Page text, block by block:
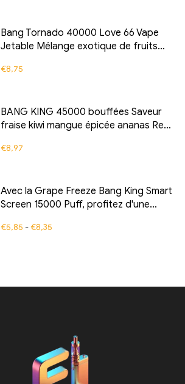
Bang Tornado 40000 Love 66 Vape
Jetable Mélange exotique de fruits
€8,75
BANG KING 45000 bouffées Saveur
fraise kiwi mangue épicée ananas Red
€8,97
Avec la Grape Freeze Bang King Smart
Screen 15000 Puff, profitez d'une
d'arômes fruités et de fraîcheur dans
€5,85 -€8,35